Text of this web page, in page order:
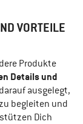
VORTEILE
Produkte
Details und
ausgelegt,
begleiten und
Dich